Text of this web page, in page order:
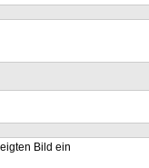
Bild ein